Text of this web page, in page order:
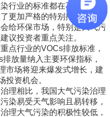
行业的标准都在不断修订
更加严格的特别排放限值。
给环保市场，特别是大气污
议投资者重点关注。
行业的VOCs排放标准，
放量纳入主要环保指标，
市场将迎来爆发式增长，建
投资机会。
相比，我国大气污染治理
染易受天气影响且易转移，
理大气污染的积极性较低，